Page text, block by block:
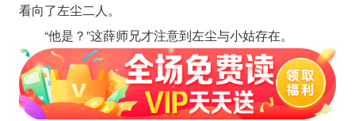
看向了左尘二人。
“他是？”这薛师兄才注意到左尘与小姑存在。